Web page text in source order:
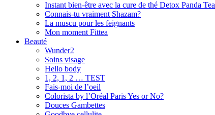
Instant bien-être avec la cure de thé Detox Panda Tea
Connais-tu vraiment Shazam?
La muscu pour les feignants
Mon moment Fittea
Beauté
Wunder2
Soins visage
Hello body
1, 2, 1, 2 … TEST
Fais-moi de l’oeil
Colorista by l’Oréal Paris Yes or No?
Douces Gambettes